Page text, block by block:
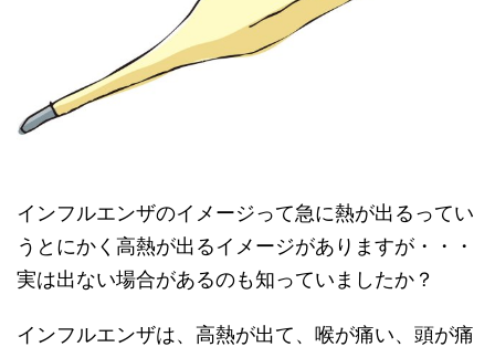
インフルエンザのイメージって急に熱が出るってい
うとにかく高熱が出るイメージがありますが・・・
実は出ない場合があるのも知っていましたか？
インフルエンザは、高熱が出て、喉が痛い、頭が痛